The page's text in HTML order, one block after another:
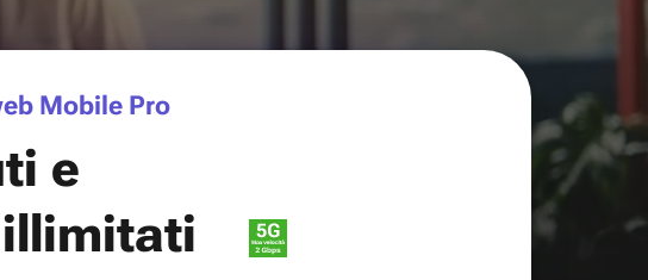
Mobile Pro
e